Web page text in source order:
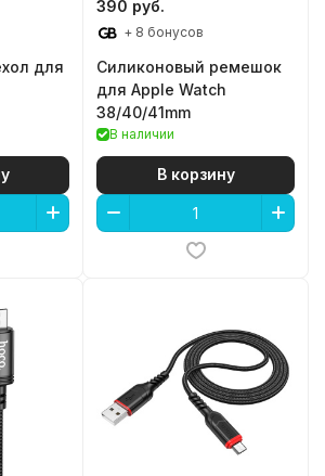
для
390 руб.
+ 8 бонусов
Силиконовый ремешок
для Apple Watch
38/40/41mm
В наличии
В корзину